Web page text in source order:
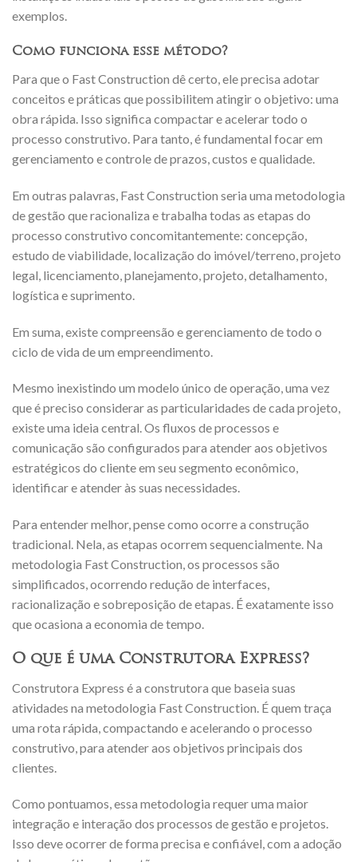
exemplos.
Como funciona esse método?
Para que o Fast Construction dê certo, ele precisa adotar
conceitos e práticas que possibilitem atingir o objetivo: uma
obra rápida. Isso significa compactar e acelerar todo o
processo construtivo. Para tanto, é fundamental focar em
gerenciamento e controle de prazos, custos e qualidade.
Em outras palavras, Fast Construction seria uma metodologia
de gestão que racionaliza e trabalha todas as etapas do
processo construtivo concomitantemente: concepção,
estudo de viabilidade, localização do imóvel/terreno, projeto
legal, licenciamento, planejamento, projeto, detalhamento,
logística e suprimento.
Em suma, existe compreensão e gerenciamento de todo o
ciclo de vida de um empreendimento.
Mesmo inexistindo um modelo único de operação, uma vez
que é preciso considerar as particularidades de cada projeto,
existe uma ideia central. Os fluxos de processos e
comunicação são configurados para atender aos objetivos
estratégicos do cliente em seu segmento econômico,
identificar e atender às suas necessidades.
Para entender melhor, pense como ocorre a construção
tradicional. Nela, as etapas ocorrem sequencialmente. Na
metodologia Fast Construction, os processos são
simplificados, ocorrendo redução de interfaces,
racionalização e sobreposição de etapas. É exatamente isso
que ocasiona a economia de tempo.
O que é uma Construtora Express?
Construtora Express é a construtora que baseia suas
atividades na metodologia Fast Construction. É quem traça
uma rota rápida, compactando e acelerando o processo
construtivo, para atender aos objetivos principais dos
clientes.
Como pontuamos, essa metodologia requer uma maior
integração e interação dos processos de gestão e projetos.
Isso deve ocorrer de forma precisa e confiável, com a adoção